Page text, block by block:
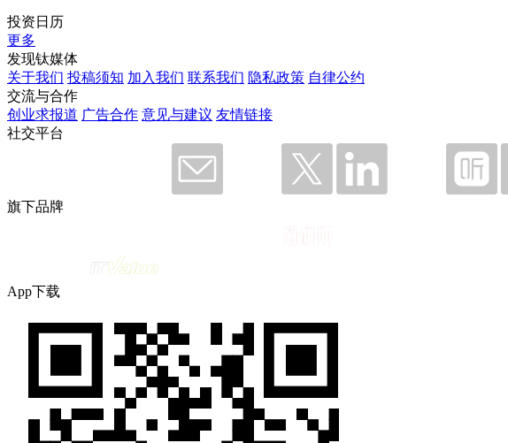
投资日历
更多
发现钛媒体
关于我们 投稿须知 加入我们 联系我们 隐私政策 自律公约
交流与合作
创业求报道 广告合作 意见与建议 友情链接
社交平台
旗下品牌
App下载